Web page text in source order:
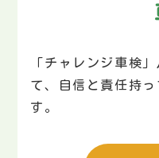
「チャレンジ車検
て、自信と責任持
す｡